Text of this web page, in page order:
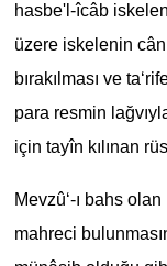
hasbe'l-îcâb
üzere iskelenin
bırakılması ve
para resmin
için tayîn kılınan
Mevzû‘-ı bahs
mahreci